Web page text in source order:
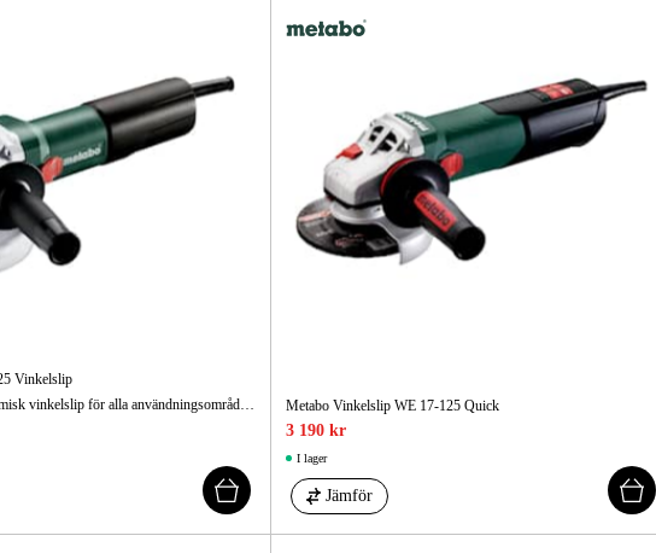
Vinkelslip
Kraftfull och ergonomisk vinkelslip för alla användningsområden!
Metabo Vinkelslip WE 17-125 Quick
3 190 kr
I lager
Jämför